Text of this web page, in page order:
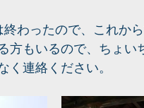
わったので、これか
方もいるので、ちょい
く連絡ください。